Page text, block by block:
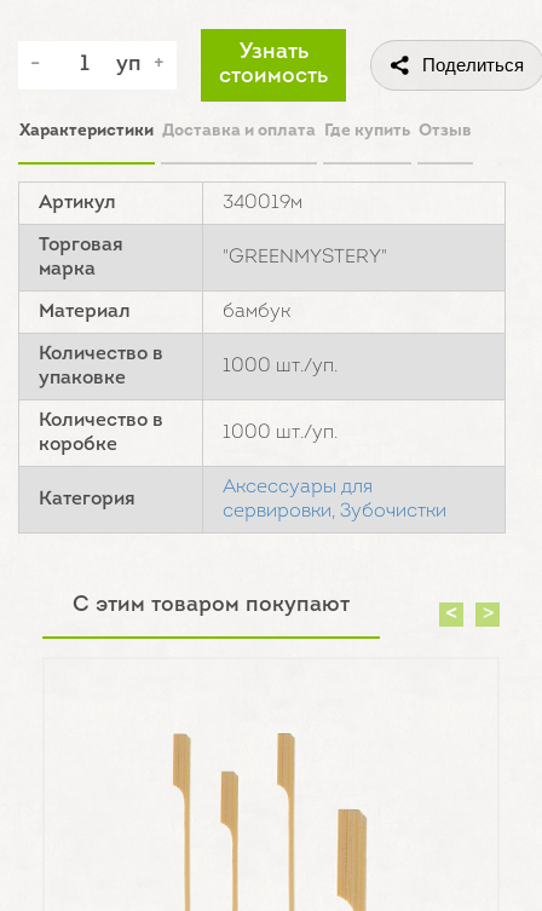
уп
Узнать
стоимость
Поделиться
Характеристики Доставка и оплата Где купить Отзыв
Артикул 340019м
Торговая
марка
"GREENMYSTERY"
Материал бамбук
Количество в
упаковке
1000 шт./уп.
Количество в
коробке
1000 шт./уп.
Категория
Аксессуары для
сервировки, Зубочистки
С этим товаром покупают